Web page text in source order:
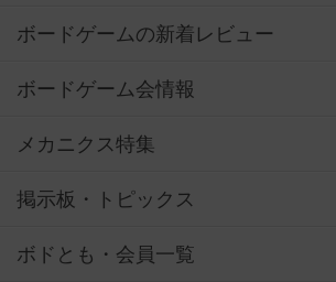
ボードゲームの新着レビュー
ボードゲーム会情報
メカニクス特集
掲示板・トピックス
ボドとも・会員一覧